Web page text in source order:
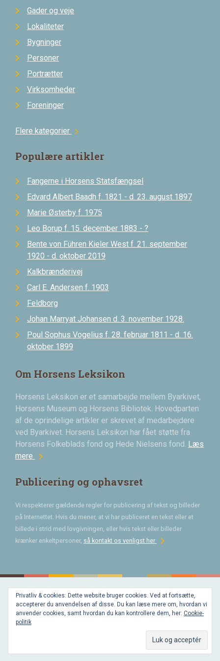
Gader og veje
Lokaliteter
Bygninger
Personer
Portrætter
Virksomheder
Foreninger
Flere kategorier chevron_right
Populære artikler
Fangerne i Horsens Statsfængsel
Edvard Albert Baadh f. 1821 - d. 23. august 1897
Marie Østerby f. 1975
Leo Borup f. 15. december 1883 - ?
Bente von Führen Kieler West f. 21. september
1920 - d. oktober 2019
Kalkbrænderivej
Carl E. Andersen f. 1903
Feldborg
Johan Marryat Johansen d. 3. november 1928.
Poul Sophus Vogelius f. 28. februar 1811 - d. 16.
oktober 1899
Om Horsens Leksikon
Horsens Leksikon er et samarbejde mellem Byarkivet,
Horsens Museum og Horsens Bibliotek. Hovedparten
af de oprindelige artikler er skrevet af medarbejdere
ved Byarkivet. Horsens Leksikon har fået støtte fra
Horsens Folkeblads fond og Hede Nielsens fond. Læs
mere chevron_right
Publicering og ophavsret
Vi respekterer gældende regler for publicering af tekst og billeder
på Internettet. Hvis du mener, at vi har publiceret en tekst eller et
billede i strid med lovgivningen, eller hvis tekst eller billeder
krænker enkeltpersoner, så kontakt os venligst herchevron_right
Bygget med
WordPressog
favoriteaf
Privatliv & cookies: Dette website bruger cookies. Ved at fortsætte,
accepterer du anvendelsen af disse. Du kan læse mere om, hvordan vi
anvender cookies, samt hvordan du kan kontrollere dem, her: Cookie-
politik